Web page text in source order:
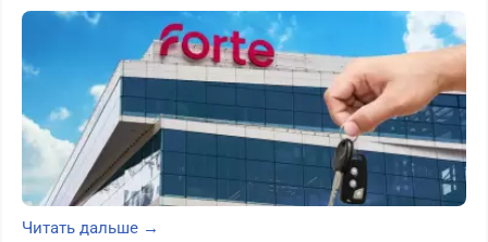
Читать дальше →